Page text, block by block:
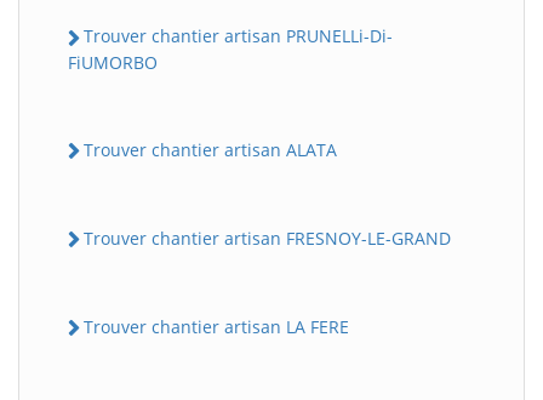
Trouver chantier artisan PRUNELLi-Di-
FiUMORBO
Trouver chantier artisan ALATA
Trouver chantier artisan FRESNOY-LE-GRAND
Trouver chantier artisan LA FERE